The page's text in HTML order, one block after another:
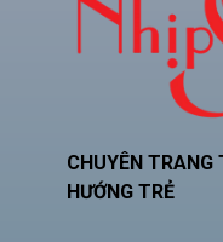
CHUYÊN TRANG
HƯỚNG TRẺ